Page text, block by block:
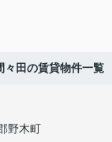
々田の賃貸物件一覧
野木町